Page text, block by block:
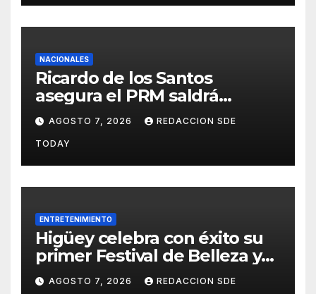
NACIONALES
Ricardo de los Santos
asegura el PRM saldrá
fortalecido del proceso
interno para escoger nuevas
autoridades
AGOSTO 7, 2026 REDACCION SDE
TODAY
ENTRETENIMIENTO
Higüey celebra con éxito su
primer Festival de Belleza y
Emprendimiento
AGOSTO 7, 2026 REDACCION SDE